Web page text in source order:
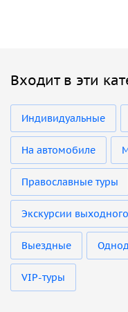
Входит в эти
Индивидуальные
На автомобиле
Православные туры
Экскурсии
Выездные
VIP-туры